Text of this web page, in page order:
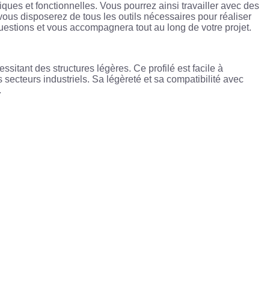
et fonctionnelles. Vous pourrez ainsi travailler avec des
disposerez de tous les outils nécessaires pour réaliser
et vous accompagnera tout au long de votre projet.
des structures légères. Ce profilé est facile à
industriels. Sa légèreté et sa compatibilité avec